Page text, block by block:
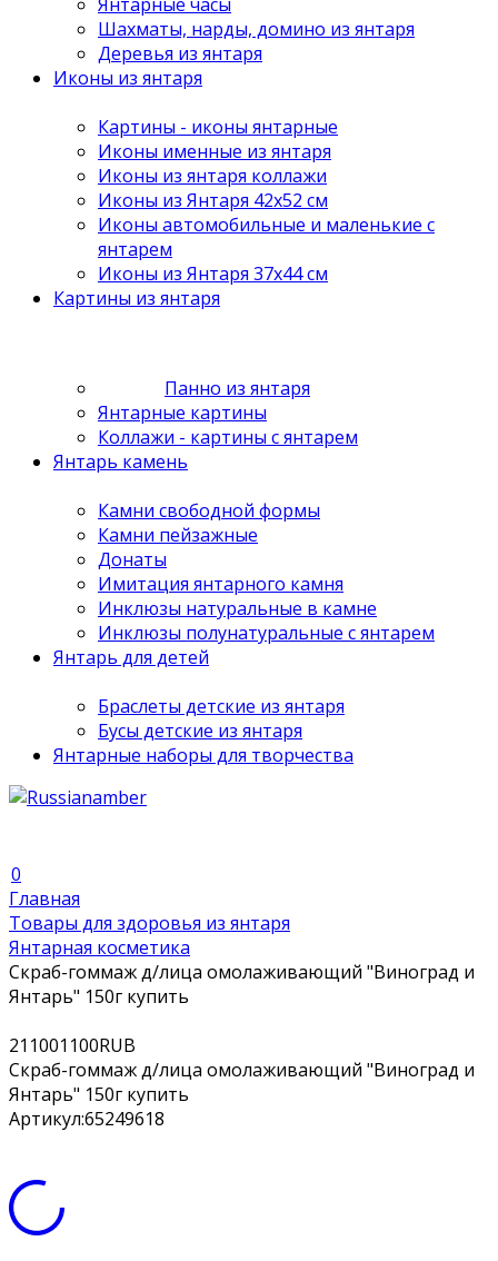
Шахматы, нарды, домино из янтаря
Деревья из янтаря
Иконы из янтаря
Картины - иконы янтарные
Иконы именные из янтаря
Иконы из янтаря коллажи
Иконы из Янтаря 42х52 см
Иконы автомобильные и маленькие с
янтарем
Иконы из Янтаря 37х44 см
Картины из янтаря
Панно из янтаря
Янтарные картины
Коллажи - картины с янтарем
Янтарь камень
Камни свободной формы
Камни пейзажные
Донаты
Имитация янтарного камня
Инклюзы натуральные в камне
Инклюзы полунатуральные с янтарем
Янтарь для детей
Браслеты детские из янтаря
Бусы детские из янтаря
Янтарные наборы для творчества
0
Главная
Товары для здоровья из янтаря
Янтарная косметика
Скраб-гоммаж д/лица омолаживающий "Виноград и
Янтарь" 150г купить
211001100RUB
Скраб-гоммаж д/лица омолаживающий "Виноград и
Янтарь" 150г купить
Артикул:65249618